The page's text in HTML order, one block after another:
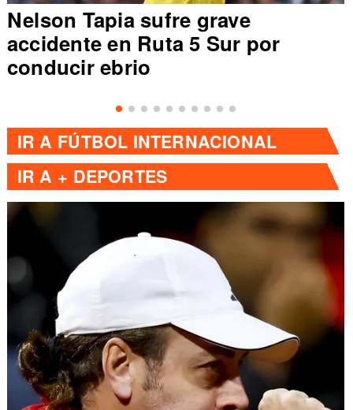
Nelson Tapia sufre grave
accidente en Ruta 5 Sur por
conducir ebrio
IR A FÚTBOL INTERNACIONAL
IR A + DEPORTES